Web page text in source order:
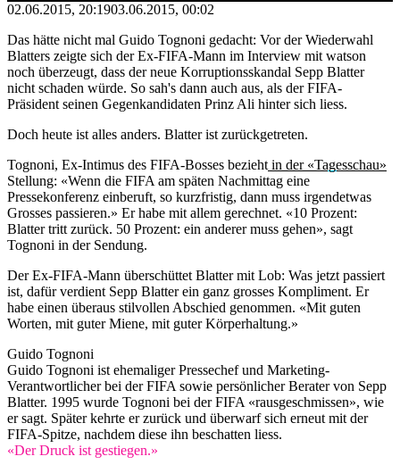
02.06.2015, 20:1903.06.2015, 00:02
Das hätte nicht mal Guido Tognoni gedacht: Vor der Wiederwahl
Blatters zeigte sich der Ex-FIFA-Mann im Interview mit watson
noch überzeugt, dass der neue Korruptionsskandal Sepp Blatter
nicht schaden würde. So sah's dann auch aus, als der FIFA-
Präsident seinen Gegenkandidaten Prinz Ali hinter sich liess.
Doch heute ist alles anders. Blatter ist zurückgetreten.
Tognoni, Ex-Intimus des FIFA-Bosses bezieht in der «Tagesschau»
Stellung: «Wenn die FIFA am späten Nachmittag eine
Pressekonferenz einberuft, so kurzfristig, dann muss irgendetwas
Grosses passieren.» Er habe mit allem gerechnet. «10 Prozent:
Blatter tritt zurück. 50 Prozent: ein anderer muss gehen», sagt
Tognoni in der Sendung.
Der Ex-FIFA-Mann überschüttet Blatter mit Lob: Was jetzt passiert
ist, dafür verdient Sepp Blatter ein ganz grosses Kompliment. Er
habe einen überaus stilvollen Abschied genommen. «Mit guten
Worten, mit guter Miene, mit guter Körperhaltung.»
Guido Tognoni
Guido Tognoni ist ehemaliger Pressechef und Marketing-
Verantwortlicher bei der FIFA sowie persönlicher Berater von Sepp
Blatter. 1995 wurde Tognoni bei der FIFA «rausgeschmissen», wie
er sagt. Später kehrte er zurück und überwarf sich erneut mit der
FIFA-Spitze, nachdem diese ihn beschatten liess.
«Der Druck ist gestiegen.»